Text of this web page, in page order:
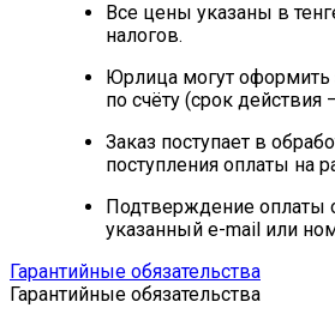
Все цены указаны в
налогов.
Юрлица могут оформить
по счёту (срок действия
Заказ поступает в
поступления оплаты на
Подтверждение оплаты
указанный e-mail или
Гарантийные обязательства
Гарантийные обязательства